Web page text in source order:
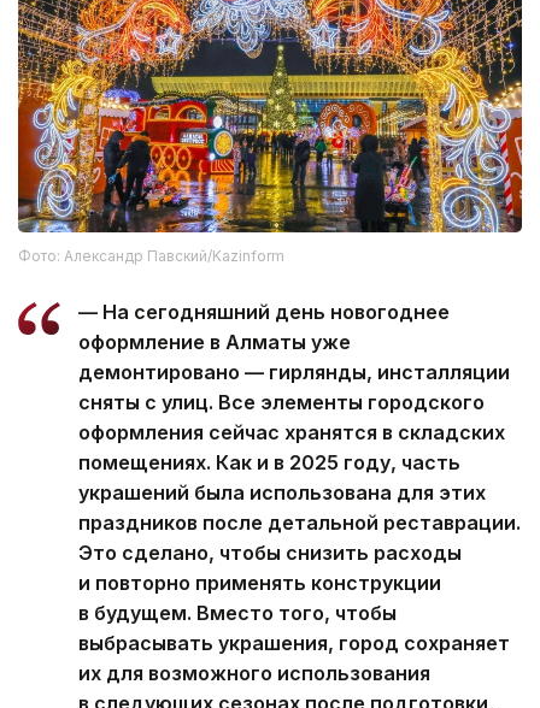
Фото: Александр Павский/Kazinform
— На сегодняшний день новогоднее
оформление в Алматы уже
демонтировано — гирлянды, инсталляции
сняты с улиц. Все элементы городского
оформления сейчас хранятся в складских
помещениях. Как и в 2025 году, часть
украшений была использована для этих
праздников после детальной реставрации.
Это сделано, чтобы снизить расходы
и повторно применять конструкции
в будущем. Вместо того, чтобы
выбрасывать украшения, город сохраняет
их для возможного использования